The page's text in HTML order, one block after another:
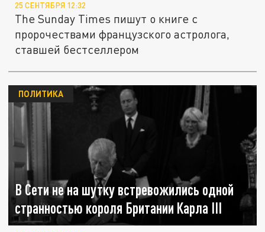
25 СЕНТЯБРЯ 12:32
The Sunday Times пишут о книге с
пророчествами французского астролога,
ставшей бестселлером
В Сети не на шутку встревожились одной
странностью короля Британии Карла III
ПОЛИТИКА